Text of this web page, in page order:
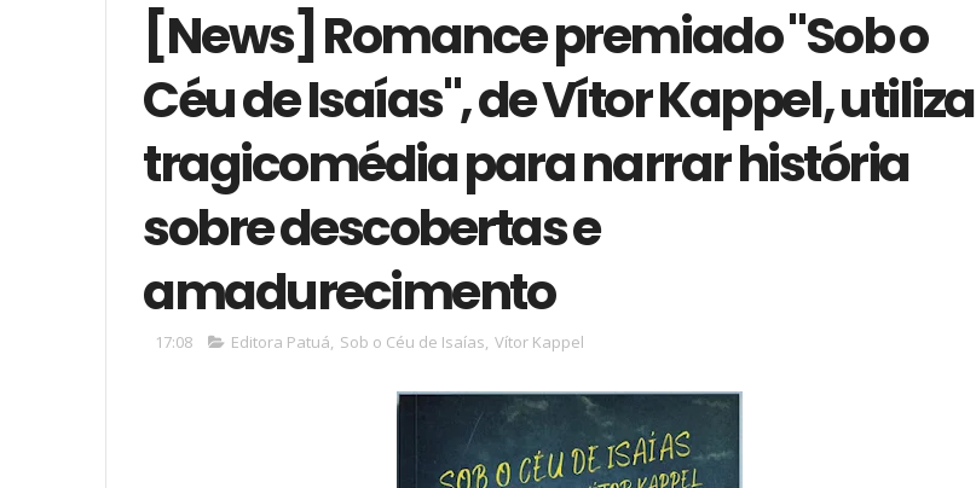
[News] Romance premiado "Sob o
Céu de Isaías", de Vítor Kappel, utiliza
tragicomédia para narrar história
sobre descobertas e
amadurecimento
17:08 Editora Patuá, Sob o Céu de Isaías, Vítor Kappel